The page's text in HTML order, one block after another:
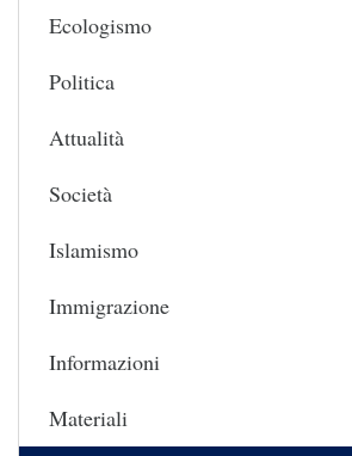
Ecologismo
Politica
Attualità
Società
Islamismo
Immigrazione
Informazioni
Materiali